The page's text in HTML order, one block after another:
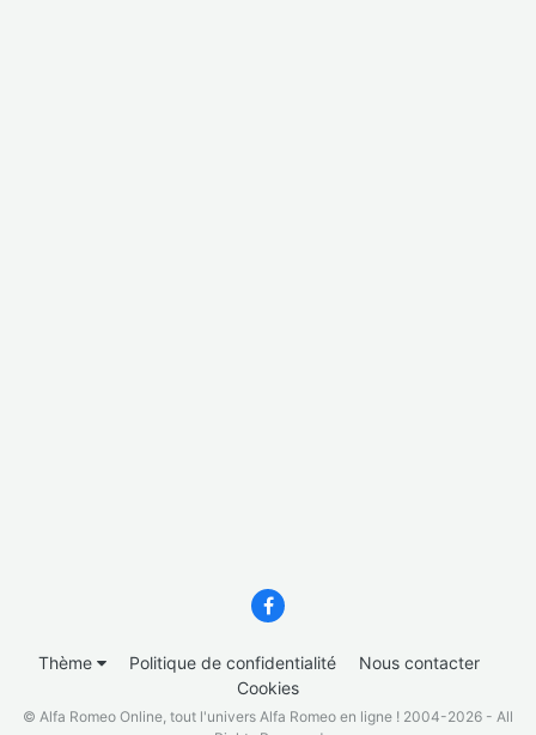
Thème Politique de confidentialité
Nous contacter
Cookies
© Alfa Romeo Online, tout l'univers Alfa Romeo en ligne ! 2004-2026 - All